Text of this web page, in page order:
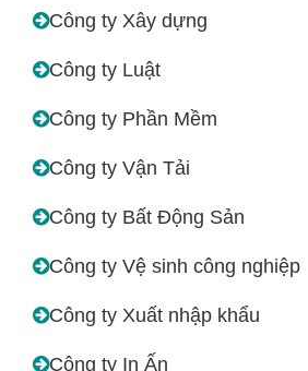
Công ty Xây dựng
Công ty Luật
Công ty Phần Mềm
Công ty Vận Tải
Công ty Bất Động Sản
Công ty Vệ sinh công nghiệp
Công ty Xuất nhập khẩu
Công ty In Ấn